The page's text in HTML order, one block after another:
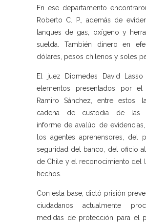
En ese departamento
Roberto C. P., además de
tanques de gas, oxígeno y
suelda. También dinero en
dólares, pesos chilenos y soles
El juez Diomedes David
elementos presentados por el
Ramiro Sánchez, entre estos:
cadena de custodia de las
informe de avalúo de
los agentes aprehensores, del
seguridad del banco, del oficio
de Chile y el reconocimiento del
hechos.
Con esta base, dictó prisión
ciudadanos actualmente
medidas de protección para el